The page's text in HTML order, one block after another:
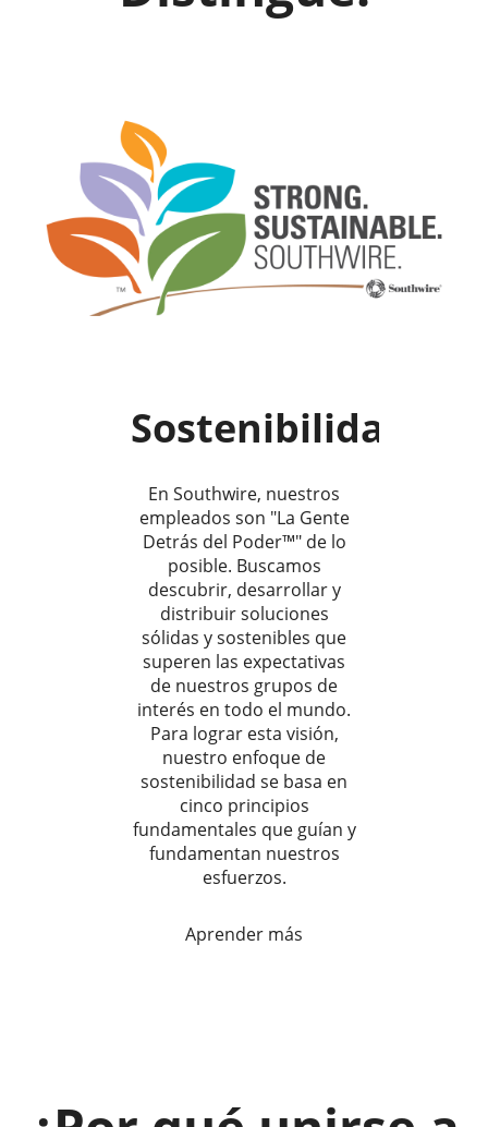
Sostenibilidad
En Southwire, nuestros
empleados son "La Gente
Detrás del Poder™" de lo
posible. Buscamos
descubrir, desarrollar y
distribuir soluciones
sólidas y sostenibles que
superen las expectativas
de nuestros grupos de
interés en todo el mundo.
Para lograr esta visión,
nuestro enfoque de
sostenibilidad se basa en
cinco principios
fundamentales que guían y
fundamentan nuestros
esfuerzos.
Aprender más